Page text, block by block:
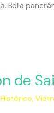
Bella
de
,